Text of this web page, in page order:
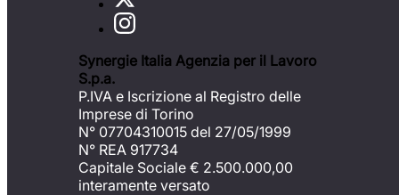
Synergie Italia Agenzia per il Lavoro
S.p.a.
P.IVA e Iscrizione al Registro delle
Imprese di Torino
N° 07704310015 del 27/05/1999
N° REA 917734
Capitale Sociale € 2.500.000,00
interamente versato